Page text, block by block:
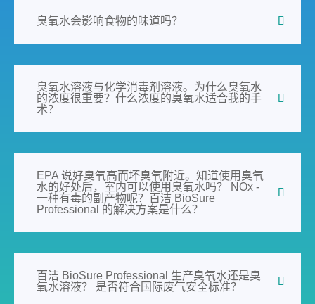
臭氧水会影响食物的味道吗？
臭氧水溶液与化学消毒剂溶液。为什么臭氧水
的浓度很重要？什么浓度的臭氧水适合我的手
术？
EPA 说好臭氧高而坏臭氧附近。知道使用臭氧
水的好处后，室内可以使用臭氧水吗？ NOx -
一种有毒的副产物呢？百洁 BioSure
Professional 的解决方案是什么？
百洁 BioSure Professional 生产臭氧水还是臭
氧水溶液？ 是否符合国际废气安全标准？